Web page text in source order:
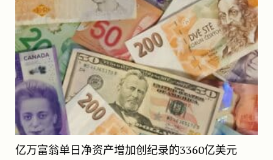
亿万富翁单日净资产增加创纪录的3360亿美元